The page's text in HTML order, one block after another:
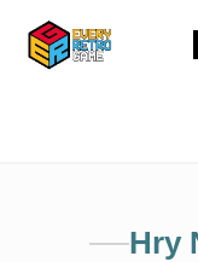
obsah
Hry